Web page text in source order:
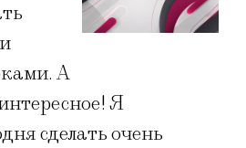
А
Я
сделать очень